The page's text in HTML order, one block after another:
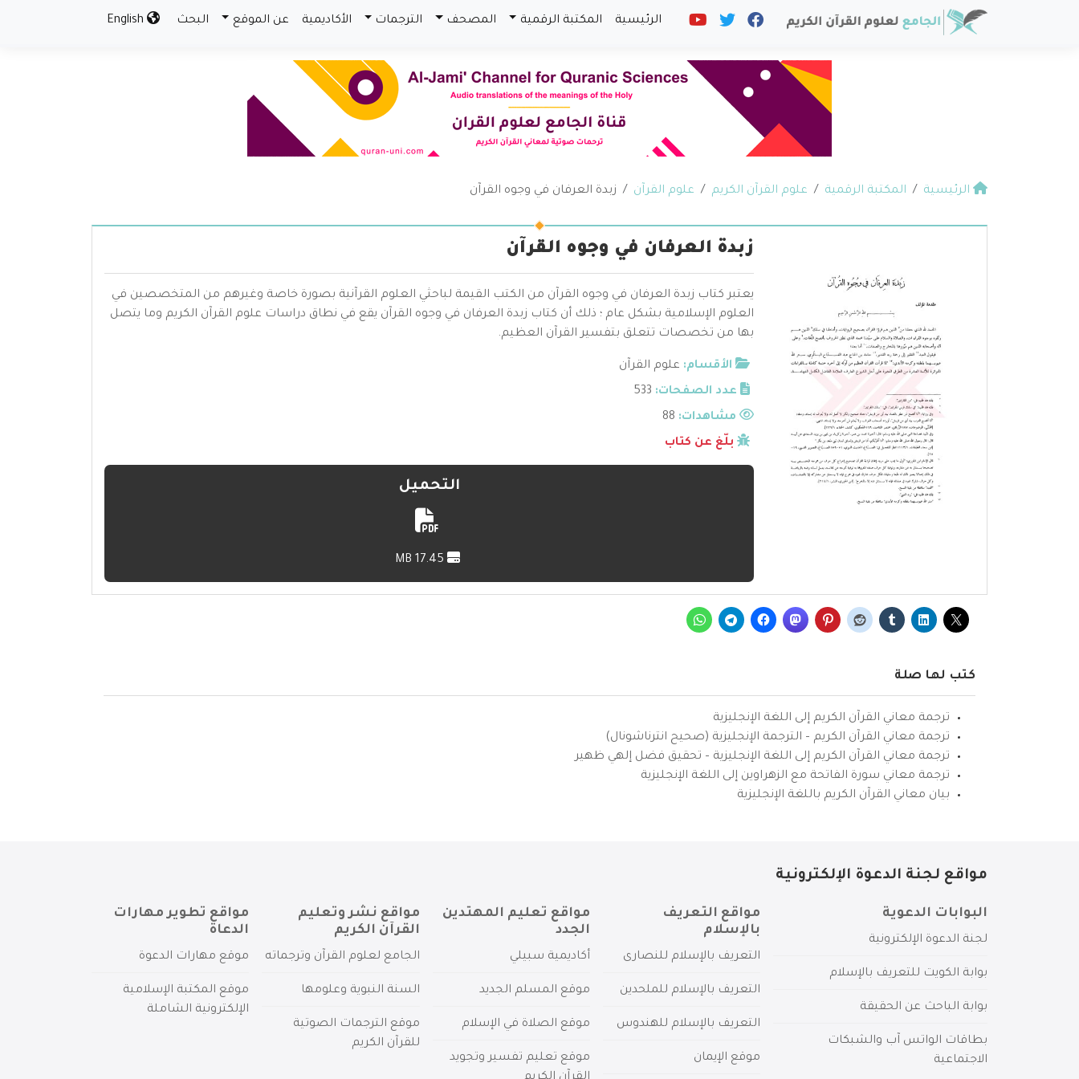
الرئيسية المكتبة الرقمية المصحف الترجمات الأكاديمية عن الموقع البحث
الرئيسية المكتبة الرقمية علوم القرآن الكريم علوم القرآن زبدة العرفان في وجوه القرآن
زبدة العرفان في وجوه القرآن
يعتبر كتاب زبدة العرفان في وجوه القرآن من الكتب القيمة لباحثي العلوم القرآنية بصورة خاصة وغيرهم من المتخصصين في
العلوم الإسلامية بشكل عام ؛ ذلك أن كتاب زبدة العرفان في وجوه القرآن يقع في نطاق دراسات علوم القرآن الكريم وما يتصل
بها من تخصصات تتعلق بتفسير القرآن العظيم.
الأقسام: علوم القرآن
عدد الصفحات: 533
مشاهدات:
بلّغ عن كتاب
التحميل
كتب لها صلة
ترجمة معاني القرآن الكريم إلى اللغة الإنجليزية
ترجمة معاني القرآن الكريم – الترجمة الإنجليزية (صحيح انترناشونال)
ترجمة معاني القرآن الكريم إلى اللغة الإنجليزية – تحقيق فضل إلهي ظهير
ترجمة معاني سورة الفاتحة مع الزهراوين إلى اللغة الإنجليزية
بيان معاني القرآن الكريم باللغة الإنجليزية
مواقع لجنة الدعوة الإلكترونية
البوابات الدعوية
لجنة الدعوة الإلكترونية
بوابة الكويت للتعريف بالإسلام
بوابة الباحث عن الحقيقة
بطاقات الواتس آب والشبكات
الاجتماعية
مواقع التعريف
بالإسلام
التعريف بالإسلام للنصارى
التعريف بالإسلام للملحدين
التعريف بالإسلام للهندوس
موقع الإيمان
مواقع تعليم المهتدين
الجدد
أكاديمية سبيلي
موقع المسلم الجديد
موقع الصلاة في الإسلام
موقع تعليم تفسير وتجويد
مواقع نشر وتعليم
القرآن الكريم
الجامع لعلوم القرآن وترجماته
السنة النبوية وعلومها
موقع الترجمات الصوتية
للقرآن الكريم
مواقع تطوير مهارات
الدعاة
موقع مهارات الدعوة
موقع المكتبة الإسلامية
الإلكترونية الشاملة